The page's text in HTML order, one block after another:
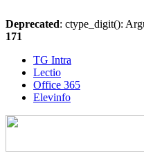
Deprecated: ctype_digit():
171
TG Intra
Lectio
Office 365
Elevinfo